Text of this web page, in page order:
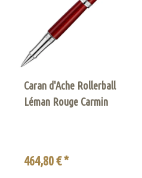
Caran d'Ache Rollerball
Léman Rouge Carmin
464,80 € *